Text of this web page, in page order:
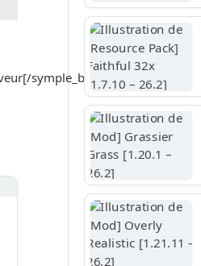
symple_button]